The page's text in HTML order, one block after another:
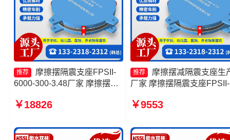
推荐
摩擦摆隔震支座FPSII-
6000-300-3.48厂家 摩擦摆减
工厂 FPS建筑摩擦摆支座 摩
400-4.11生产厂家
￥18826
推荐
摩擦摆减隔震支座生
厂家 摩擦摆隔震支座FPSII-
座FPS-Ⅱ-8000-200厂家
3.81厂家
￥9553